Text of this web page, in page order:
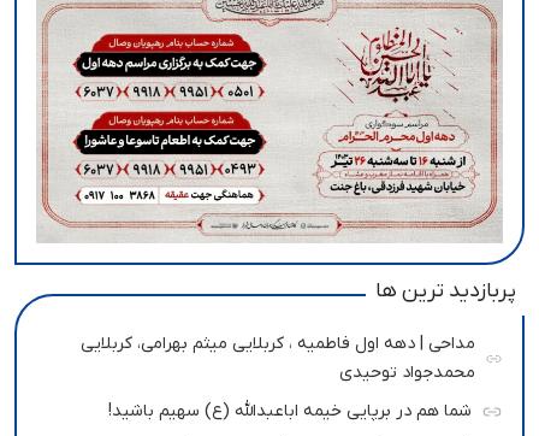
پربازدید ترین ها
مداحی | دهه اول فاطمیه ، کربلایی میثم بهرامی، کربلایی
محمدجواد توحیدی
شما هم در برپایی خیمه اباعبدالله (ع) سهیم باشید!